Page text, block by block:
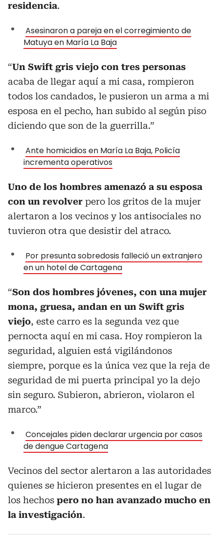
residencia.
Asesinaron a pareja en el corregimiento de
Matuya en María La Baja
“Un Swift gris viejo con tres personas
acaba de llegar aquí a mi casa, rompieron
todos los candados, le pusieron un arma a mi
esposa en el pecho, han subido al según piso
diciendo que son de la guerrilla.”
Ante homicidios en María La Baja, Policía
incrementa operativos
Uno de los hombres amenazó a su esposa
con un revolver pero los gritos de la mujer
alertaron a los vecinos y los antisociales no
tuvieron otra que desistir del atraco.
Por presunta sobredosis falleció un extranjero
en un hotel de Cartagena
“Son dos hombres jóvenes, con una mujer
mona, gruesa, andan en un Swift gris
viejo, este carro es la segunda vez que
pernocta aquí en mi casa. Hoy rompieron la
seguridad, alguien está vigilándonos
siempre, porque es la única vez que la reja de
seguridad de mi puerta principal yo la dejo
sin seguro. Subieron, abrieron, violaron el
marco.”
Concejales piden declarar urgencia por casos
de dengue Cartagena
Vecinos del sector alertaron a las autoridades
quienes se hicieron presentes en el lugar de
los hechos pero no han avanzado mucho en
la investigación.